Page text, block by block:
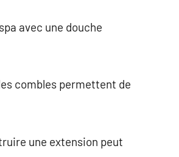
avec une douche
combles permettent de
une extension peut